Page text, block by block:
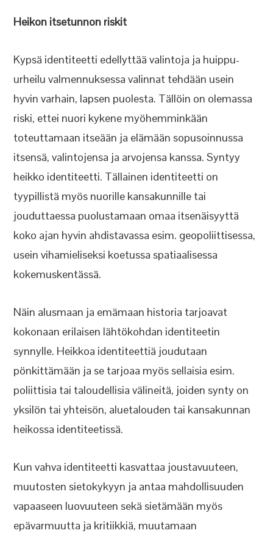
Heikon itsetunnon riskit
Kypsä identiteetti edellyttää valintoja ja huippu-
urheilu valmennuksessa valinnat tehdään usein
hyvin varhain, lapsen puolesta. Tällöin on olemassa
riski, ettei nuori kykene myöhemminkään
toteuttamaan itseään ja elämään sopusoinnussa
itsensä, valintojensa ja arvojensa kanssa. Syntyy
heikko identiteetti. Tällainen identiteetti on
tyypillistä myös nuorille kansakunnille tai
jouduttaessa puolustamaan omaa itsenäisyyttä
koko ajan hyvin ahdistavassa esim. geopoliittisessa,
usein vihamieliseksi koetussa spatiaalisessa
kokemuskentässä.
Näin alusmaan ja emämaan historia tarjoavat
kokonaan erilaisen lähtökohdan identiteetin
synnylle. Heikkoa identiteettiä joudutaan
pönkittämään ja se tarjoaa myös sellaisia esim.
poliittisia tai taloudellisia välineitä, joiden synty on
yksilön tai yhteisön, aluetalouden tai kansakunnan
heikossa identiteetissä.
Kun vahva identiteetti kasvattaa joustavuuteen,
muutosten sietokykyyn ja antaa mahdollisuuden
vapaaseen luovuuteen sekä sietämään myös
epävarmuutta ja kritiikkiä, muutamaan